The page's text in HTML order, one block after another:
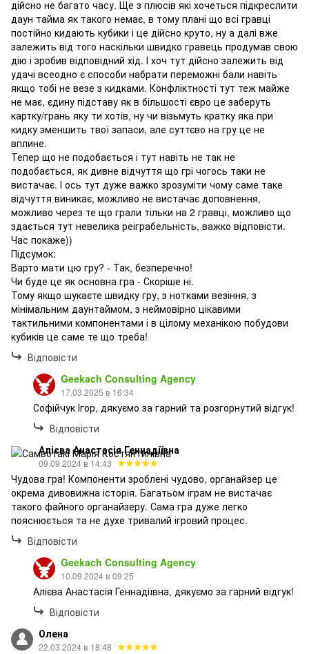
дійсно не багато часу. Ще з плюсів які хочеться підкреслити
даун тайма як такого немає, в тому плані що всі гравці
постійно кидають кубики і це дійсно круто, ну а далі вже
залежить від того наскільки швидко гравець продумав свою
дію і зробив відповідний хід. І хоч тут дійсно залежить від
удачі всеодно є способи набрати переможні бали навіть
якщо тобі не везе з кидками. Конфліктності тут теж майже
не має, єдину підставу як в більшості євро це заберуть
картку/грань яку ти хотів, ну чи візьмуть кратку яка при
кидку зменшить твої запаси, але суттєво на гру це не
вплине.
Тепер що не подобається і тут навіть не так не
подобається, як дивне відчуття що грі чогось таки не
вистачає. І ось тут дуже важко зрозуміти чому саме таке
відчуття виникає, можливо не вистачає доповнення,
можливо через те що грали тільки на 2 гравці, можливо що
здається тут невелика реіграбельність, важко відповісти.
Час покаже))
Підсумок:
Варто мати цю гру? - Так, безперечно!
Чи буде це як основна гра - Скоріше ні.
Тому якщо шукаєте швидку гру, з нотками везіння, з
мінімальним даунтаймом, з неймовірно цікавими
тактильними компонентами і в цілому механікою побудови
кубиків це саме те що треба!
Відповісти
Geekach Consulting Agency
17.03.2025 в 16:34
Софійчук Ігор, дякуємо за гарний та розгорнутий відгук!
Відповісти
Алієва Анастасія Геннадіївна
09.09.2024 в 14:43
Чудова гра! Компоненти зроблені чудово, органайзер це
окрема дивовижна історія. Багатьом іграм не вистачає
такого файного органайзеру. Сама гра дуже легко
пояснюється та не духе тривалий ігровий процес.
Відповісти
Geekach Consulting Agency
10.09.2024 в 09:25
Алієва Анастасія Геннадіївна, дякуємо за гарний відгук!
Відповісти
Олена
22.03.2024 в 18:48